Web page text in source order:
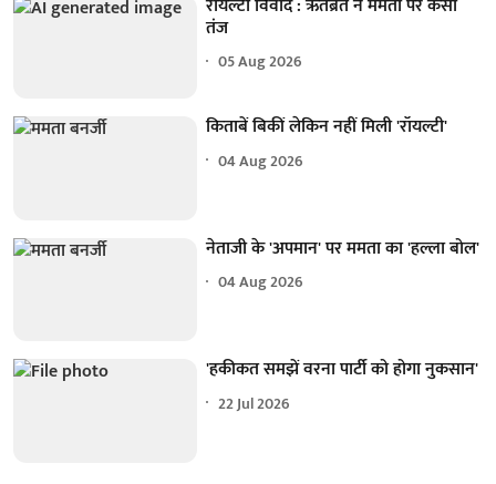
तंज
05 Aug 2026
किताबें बिकीं लेकिन नहीं मिली 'रॉयल्टी'
04 Aug 2026
नेताजी के 'अपमान' पर ममता का 'हल्ला बोल'
04 Aug 2026
'हकीकत समझें वरना पार्टी को होगा नुकसान'
22 Jul 2026